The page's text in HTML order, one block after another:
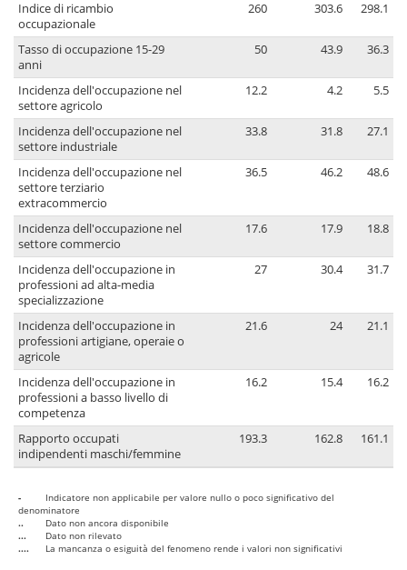
Indice di ricambio
occupazionale
260 303.6 298.1
Tasso di occupazione 15-29
anni
50 43.9 36.3
Incidenza dell'occupazione nel
settore agricolo
12.2 4.2 5.5
Incidenza dell'occupazione nel
settore industriale
33.8 31.8 27.1
Incidenza dell'occupazione nel
settore terziario
extracommercio
36.5 46.2 48.6
Incidenza dell'occupazione nel
settore commercio
17.6 17.9 18.8
Incidenza dell'occupazione in
professioni ad alta-media
specializzazione
27 30.4 31.7
Incidenza dell'occupazione in
professioni artigiane, operaie o
agricole
21.6 24 21.1
Incidenza dell'occupazione in
professioni a basso livello di
competenza
16.2 15.4 16.2
Rapporto occupati
indipendenti maschi/femmine
193.3 162.8 161.1
-
Indicatore non applicabile per valore nullo o poco significativo del
denominatore
..
Dato non ancora disponibile
...
Dato non rilevato
....
La mancanza o esiguità del fenomeno rende i valori non significativi